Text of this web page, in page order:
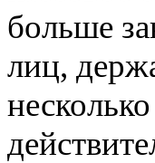
больше
лиц,